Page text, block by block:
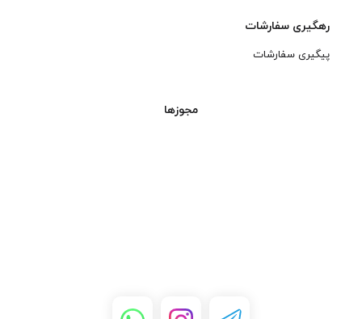
رهگیری سفارشات
پیگیری سفارشات
مجوزها